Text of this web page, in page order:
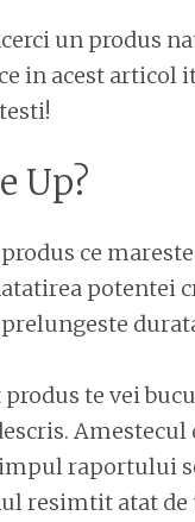
un produs
in acest articol
Up?
ce
potentei
produs te vei
raportului
resimtit atat